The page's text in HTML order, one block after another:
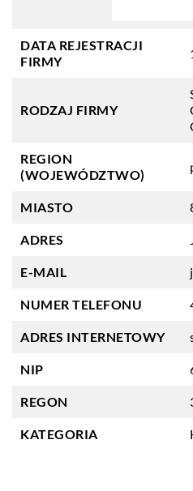
DATA REJESTRACJI
FIRMY
RODZAJ FIRMY
REGION
(WOJEWÓDZTWO)
MIASTO
ADRES
E-MAIL
NUMER TELEFONU
ADRES INTERNETOWY
NIP
REGON
KATEGORIA